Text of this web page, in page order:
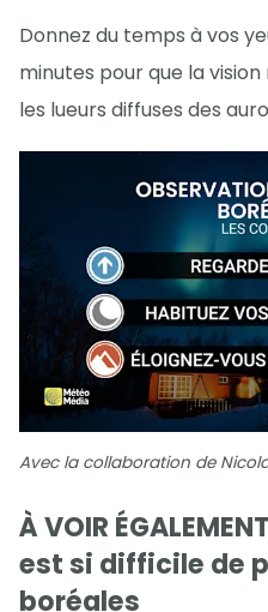
Donnez du temps à vos
minutes pour que la
les lueurs diffuses des
Avec la collaboration de
À VOIR
est si difficile de
boréales